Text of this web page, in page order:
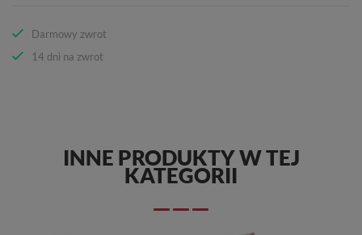
Darmowy zwrot
14 dni na zwrot
INNE PRODUKTY W TEJ
KATEGORII